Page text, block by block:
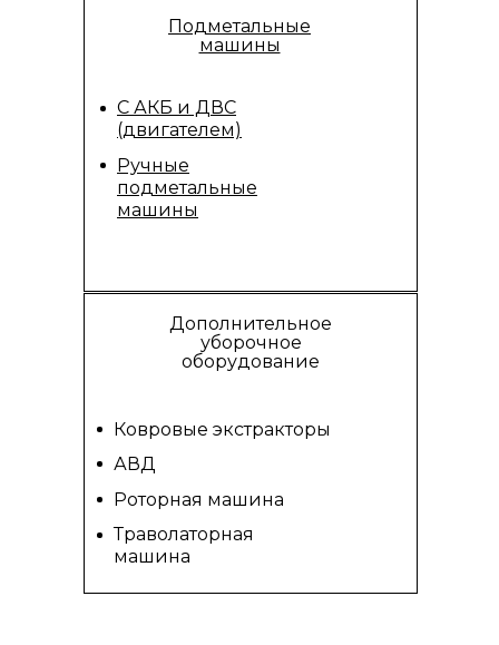
Подметальные
машины
С АКБ и ДВС
(двигателем)
Ручные
подметальные
машины
Дополнительное
уборочное
оборудование
Ковровые экстракторы
АВД
Роторная машина
Траволаторная
машина